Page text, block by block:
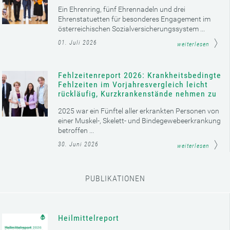
Ein Ehrenring, fünf Ehrennadeln und drei
Ehrenstatuetten für besonderes Engagement im
österreichischen Sozialversicherungssystem ...
01. Juli 2026 weiterlesen
Fehlzeitenreport 2026: Krankheitsbedingte
Fehlzeiten im Vorjahresvergleich leicht
rückläufig, Kurzkrankenstände nehmen zu
2025 war ein Fünftel aller erkrankten Personen von
einer Muskel-, Skelett- und Bindegewebeerkrankung
betroffen ...
30. Juni 2026 weiterlesen
PUBLIKATIONEN
Heilmittelreport